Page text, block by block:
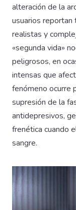
alteración de la
usuarios
realistas y
«segunda vida»
peligrosos, en
intensas que
fenómeno ocurre
supresión de la
antidepresivos,
frenética cuando
sangre.